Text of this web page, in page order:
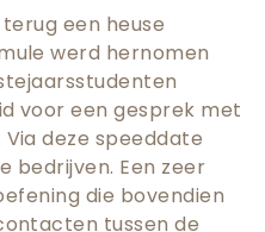
een heuse
werd hernomen
voor een gesprek met
deze speeddate
bedrijven. Een zeer
die bovendien
tussen de